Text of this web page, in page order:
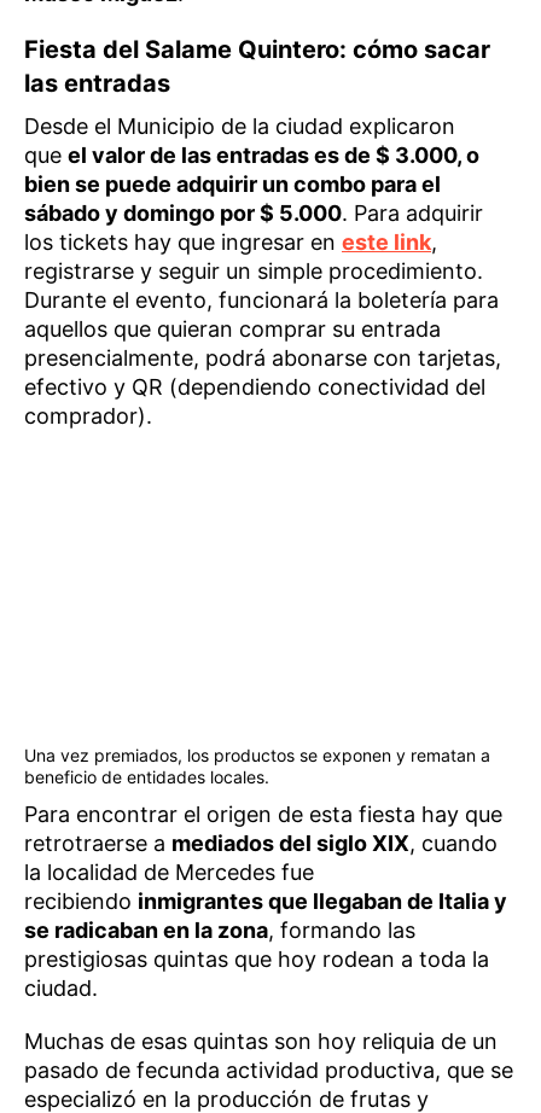
Fiesta del Salame Quintero: cómo sacar
las entradas
Desde el Municipio de la ciudad explicaron
que el valor de las entradas es de $ 3.000, o
bien se puede adquirir un combo para el
sábado y domingo por $ 5.000. Para adquirir
los tickets hay que ingresar en este link,
registrarse y seguir un simple procedimiento.
Durante el evento, funcionará la boletería para
aquellos que quieran comprar su entrada
presencialmente, podrá abonarse con tarjetas,
efectivo y QR (dependiendo conectividad del
comprador).
Una vez premiados, los productos se exponen y rematan a
beneficio de entidades locales.
Para encontrar el origen de esta fiesta hay que
retrotraerse a mediados del siglo XIX, cuando
la localidad de Mercedes fue
recibiendo inmigrantes que llegaban de Italia y
se radicaban en la zona, formando las
prestigiosas quintas que hoy rodean a toda la
ciudad.
Muchas de esas quintas son hoy reliquia de un
pasado de fecunda actividad productiva, que se
especializó en la producción de frutas y